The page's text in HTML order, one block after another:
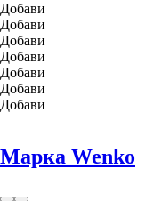
Добави
Добави
Добави
Добави
Добави
Добави
Добави
Марка Wenko